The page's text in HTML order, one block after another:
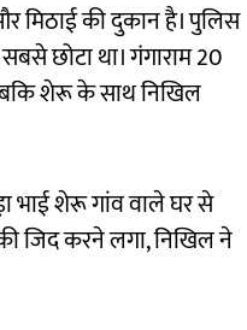
मिठाई की दुकान है। पुलिस
छोटा था। गंगाराम 20
शेरू के साथ निखिल
भाई शेरू गांव वाले घर से
जिद करने लगा, निखिल ने